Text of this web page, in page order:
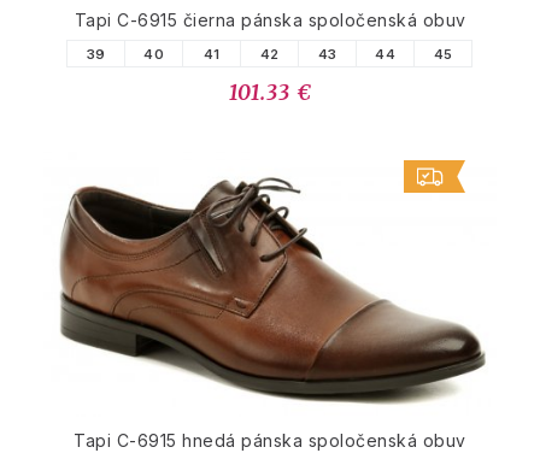
Tapi C-6915 čierna pánska spoločenská obuv
39 40 41 42 43 44 45
101.33 €
Tapi C-6915 hnedá pánska spoločenská obuv